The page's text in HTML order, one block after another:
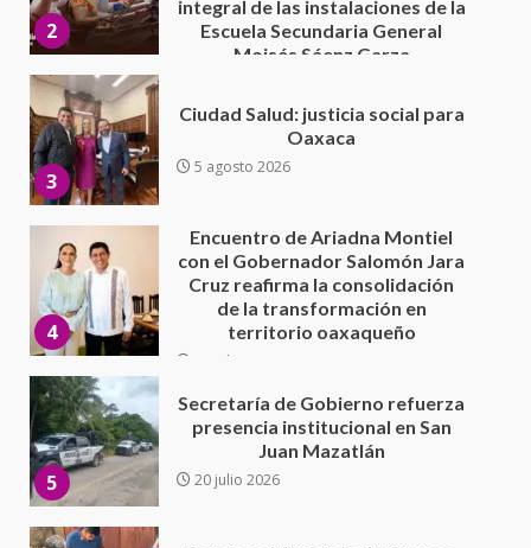
3
5 agosto 2026
4
con el Gobernador Salomón Jara
Cruz reafirma la consolidación
de la transformación en
5
Secretaría de Gobierno refuerza
presencia institucional en San
Juan Mazatlán
20 julio 2026
6
Sanciona Municipio de Oaxaca
de Juárez caso de maltrato
animal tras denuncia ciudadana
16 julio 2026